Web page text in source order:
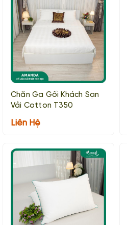
Chăn Ga Gối Khách Sạn
Vải Cotton T350
Liên Hệ